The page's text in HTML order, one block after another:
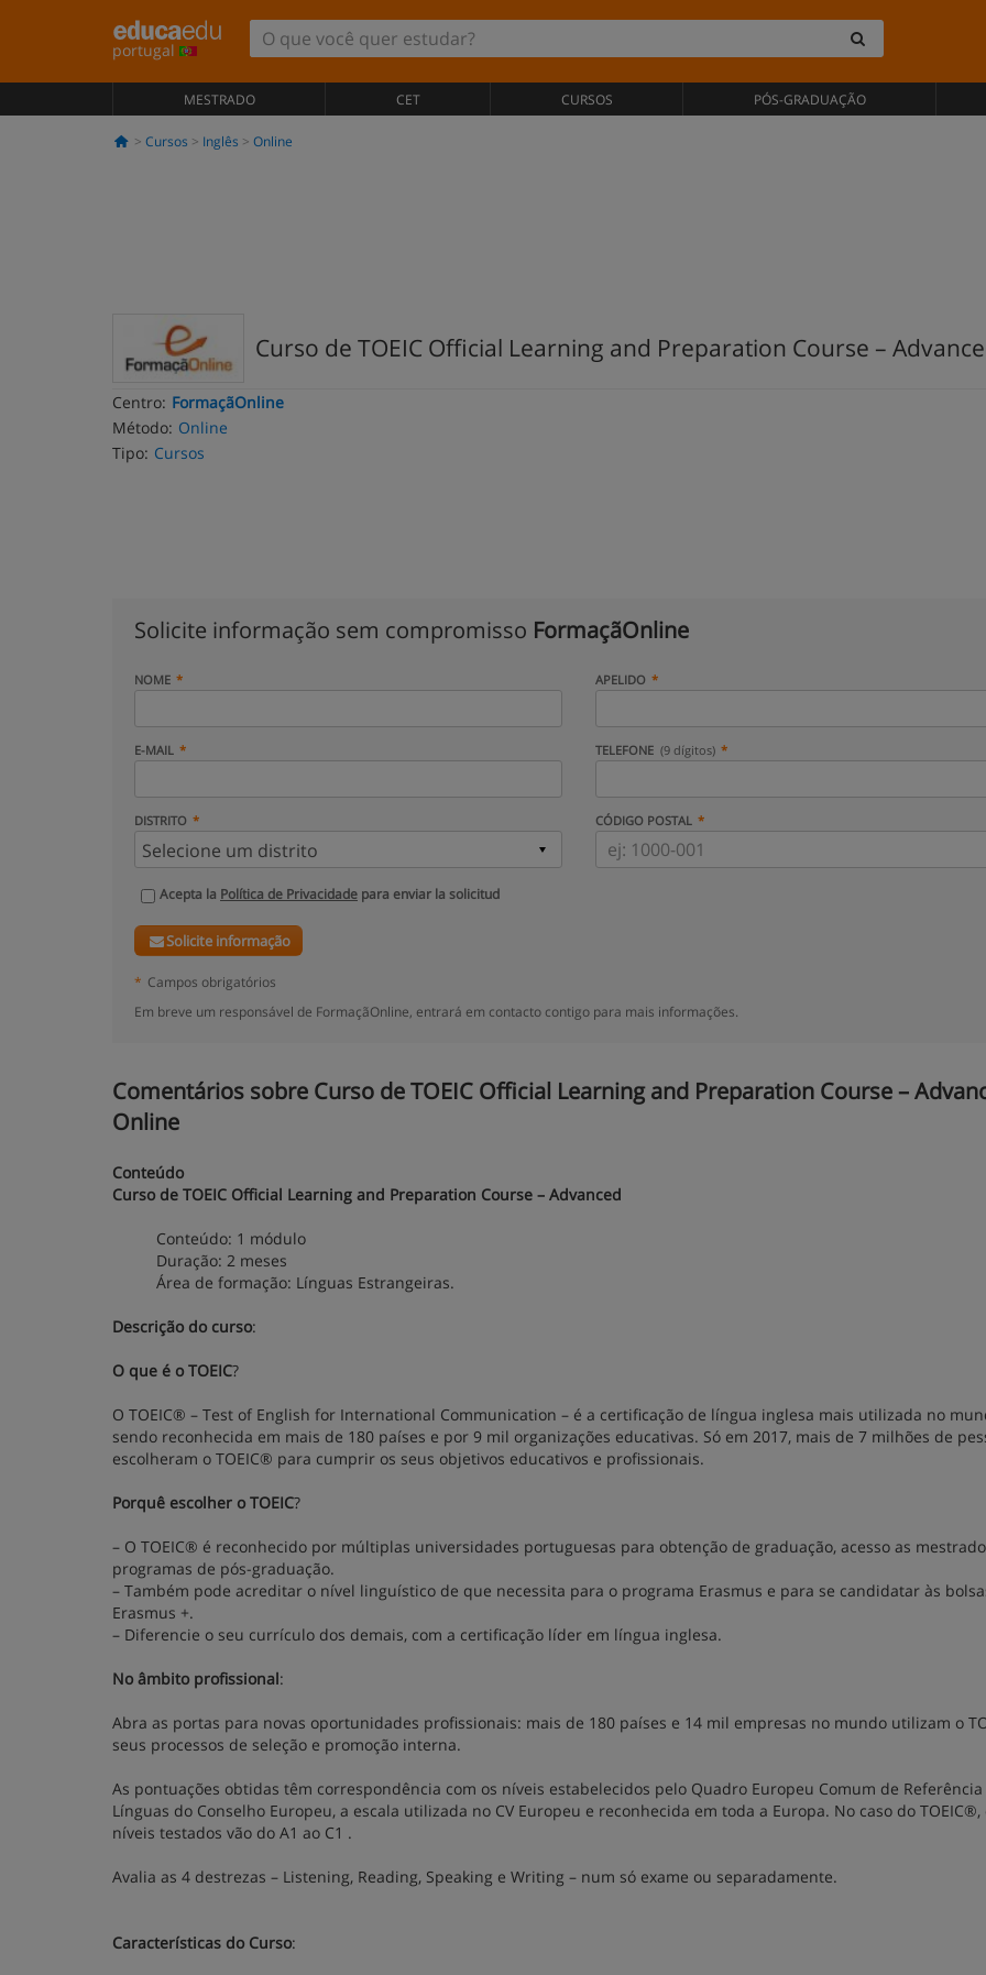
portugal
MESTRADO CET CURSOS PÓS-GRADUAÇÃO
Cursos Inglês Online
Curso de TOEIC Official Learning and Preparation Course –
Centro: FormaçãOnline
Método: Online
Tipo: Cursos
Solicite informação sem compromisso FormaçãOnline
NOME APELIDO
E-MAIL TELEFONE (9 dígitos)
DISTRITO CÓDIGO POSTAL
Acepta la Política de Privacidade para enviar la solicitud
Solicite informação
* Campos obrigatórios
Em breve um responsável de FormaçãOnline, entrará em contacto contigo para mais informações.
Comentários sobre Curso de TOEIC Official Learning and Preparation Course –
Online
Conteúdo
Curso de TOEIC Official Learning and Preparation Course – Advanced
Conteúdo: 1 módulo
Duração: 2 meses
Área de formação: Línguas Estrangeiras.
Descrição do curso:
O que é o TOEIC?
O TOEIC® – Test of English for International Communication – é a certificação de língua inglesa mais utilizada no
sendo reconhecida em mais de 180 países e por 9 mil organizações educativas. Só em 2017, mais de 7 milhões de
escolheram o TOEIC® para cumprir os seus objetivos educativos e profissionais.
Porquê escolher o TOEIC?
– O TOEIC® é reconhecido por múltiplas universidades portuguesas para obtenção de graduação, acesso as
programas de pós-graduação.
– Também pode acreditar o nível linguístico de que necessita para o programa Erasmus e para se candidatar às
Erasmus +.
– Diferencie o seu currículo dos demais, com a certificação líder em língua inglesa.
No âmbito profissional:
Abra as portas para novas oportunidades profissionais: mais de 180 países e 14 mil empresas no mundo utilizam o
seus processos de seleção e promoção interna.
As pontuações obtidas têm correspondência com os níveis estabelecidos pelo Quadro Europeu Comum de Referência
Línguas do Conselho Europeu, a escala utilizada no CV Europeu e reconhecida em toda a Europa. No caso do TOEIC®,
níveis testados vão do A1 ao C1 .
Avalia as 4 destrezas – Listening, Reading, Speaking e Writing – num só exame ou separadamente.
Características do Curso: